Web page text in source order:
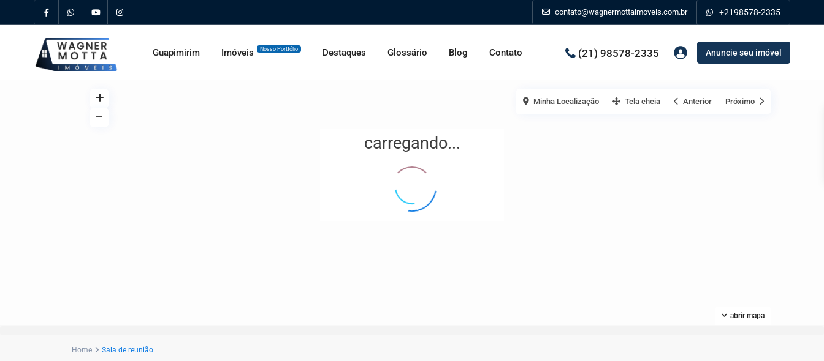
contato@wagnermottaimoveis.com.br +2198578-2335
Guapimirim Imóveis Nosso Portfólio Destaques Glossário Blog Contato (21) 98578-2335 Anuncie seu imóvel
carregando...
abrir mapa
Minha Localização Tela cheia Anterior Próximo
Home Sala de reunião